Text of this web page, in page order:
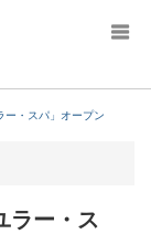
ー・スパ」オープン
ラー・ス